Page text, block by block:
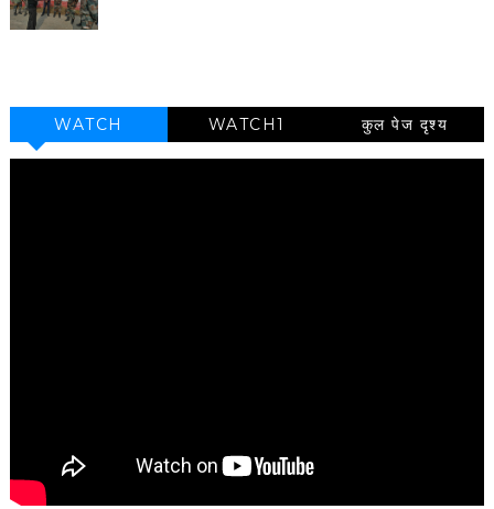
WATCH WATCH1 कुल पेज दृश्य